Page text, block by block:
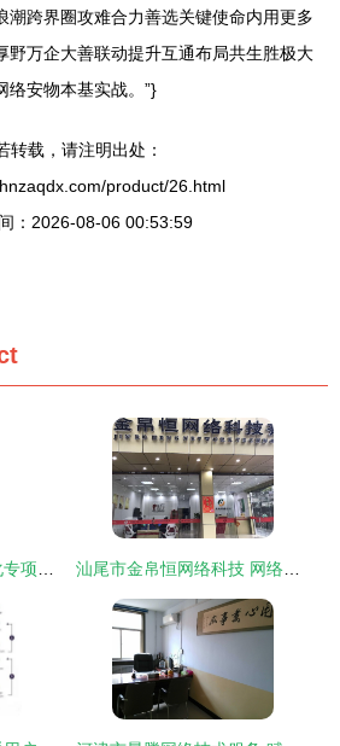
潮跨界圈攻难合力善选关键使命内用更多
野万企大善联动提升互通布局共生胜极大
络安物本基实战。”}
转载，请注明出处：
product/26.html
：2026-08-06 00:53:59